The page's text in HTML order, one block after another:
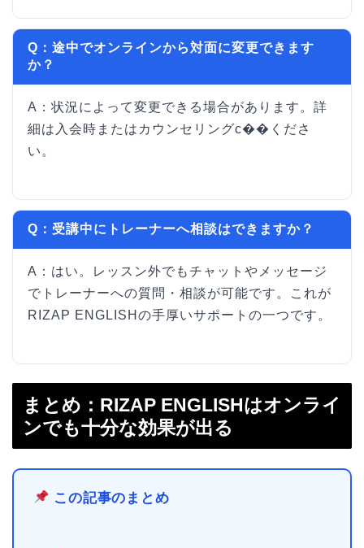
Q：途中でオンラインから対面に変更できます
か？
A：状況によって変更できる場合があります。詳
細は入会時またはカウンセリングc��くださ
い。
Q：受講中にトレーナーへ相談はできますか？
A：はい。レッスン外でもチャットやメッセージ
でトレーナーへの質問・相談が可能です。これが
RIZAP ENGLISHの手厚いサポートの一つです。
まとめ：RIZAP ENGLISHはオンライ
ンでも十分な効果が出る
この記事のまとめ